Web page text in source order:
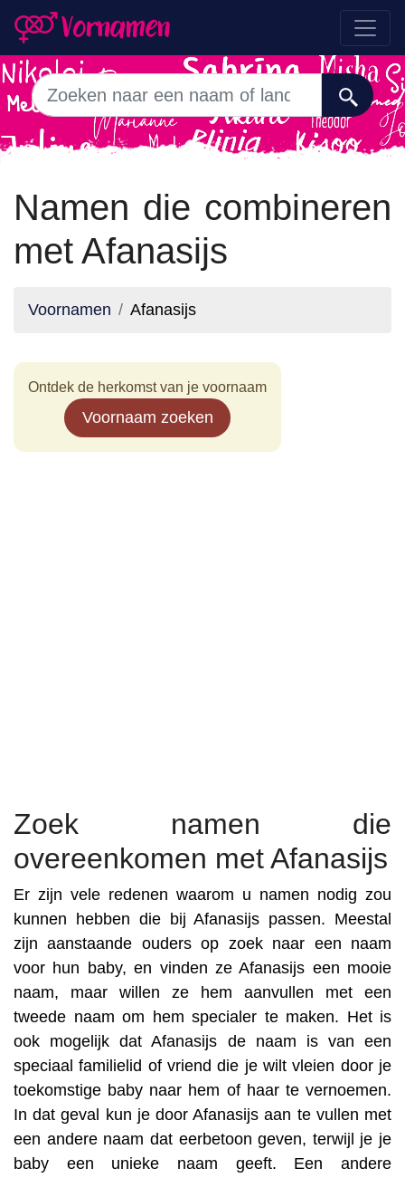
Namen die combineren
met Afanasijs
Voornamen Afanasijs
Ontdek de herkomst van je voornaam
Voornaam zoeken
Zoek namen die
overeenkomen met Afanasijs
Er zijn vele redenen waarom u namen nodig zou
kunnen hebben die bij Afanasijs passen. Meestal
zijn aanstaande ouders op zoek naar een naam
voor hun baby, en vinden ze Afanasijs een mooie
naam, maar willen ze hem aanvullen met een
tweede naam om hem specialer te maken. Het is
ook mogelijk dat Afanasijs de naam is van een
speciaal familielid of vriend die je wilt vleien door je
toekomstige baby naar hem of haar te vernoemen.
In dat geval kun je door Afanasijs aan te vullen met
een andere naam dat eerbetoon geven, terwijl je je
baby een unieke naam geeft. Een andere